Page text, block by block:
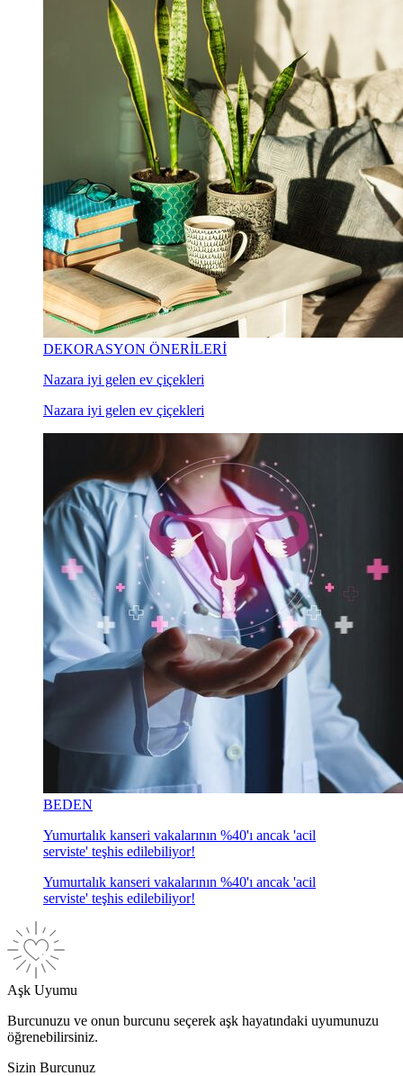
DEKORASYON ÖNERİLERİ
Nazara iyi gelen ev çiçekleri
Nazara iyi gelen ev çiçekleri
BEDEN
Yumurtalık kanseri vakalarının %40'ı ancak 'acil
serviste' teşhis edilebiliyor!
Yumurtalık kanseri vakalarının %40'ı ancak 'acil
serviste' teşhis edilebiliyor!
Aşk Uyumu
Burcunuzu ve onun burcunu seçerek aşk hayatındaki uyumunuzu
öğrenebilirsiniz.
Sizin Burcunuz